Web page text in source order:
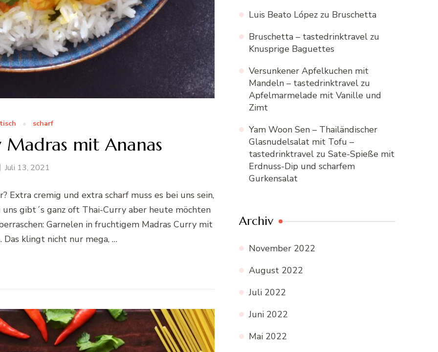
scharf
mit Ananas
Juli 13, 2021
Extra cremig und extra scharf muss es bei uns sein,
gibt´s ganz oft Thai-Curry aber heute möchten
Garnelen in fruchtigem Madras Curry mit
Das klingt nicht nur mega, …
Luis Beato López zu Bruschetta
Bruschetta – tastedrinktravel zu
Knusprige Baguettes
Versunkener Apfelkuchen mit
Mandeln – tastedrinktravel zu
Apfelmarmelade mit Vanille und
Zimt
Yam Woon Sen – Thailändischer
Glasnudelsalat mit Tofu –
tastedrinktravel zu Sate-Spieße mit
Erdnuss-Dip und scharfem
Gurkensalat
Archiv
November 2022
August 2022
Juli 2022
Juni 2022
Mai 2022